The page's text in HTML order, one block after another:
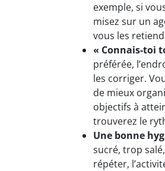
exemple, si
misez sur un
vous les
« Connais-toi
préférée,
les corriger.
de mieux
objectifs à
trouverez le
Une bonne
sucré, trop
répéter,